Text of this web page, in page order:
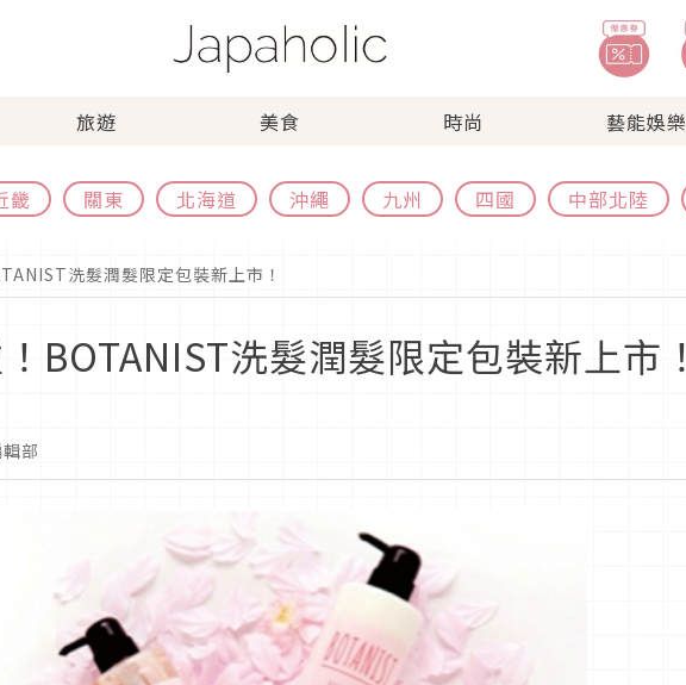
旅遊 美食 時尚 藝能娛樂
畿 關東 北海道 沖繩 九州 四國 中部北陸
洗髮潤髮限定包裝新上市！
BOTANIST洗髮潤髮限定包裝新上市！
部